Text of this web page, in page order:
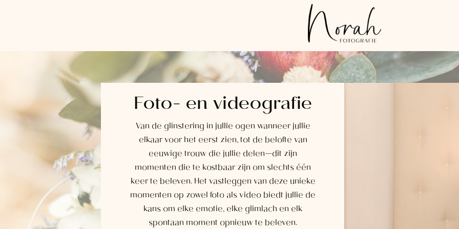
Foto- en videografie
Van de glinstering in jullie ogen wanneer jullie
elkaar voor het eerst zien, tot de belofte van
eeuwige trouw die jullie delen—dit zijn
momenten die te kostbaar zijn om slechts één
keer te beleven. Het vastleggen van deze unieke
momenten op zowel foto als video biedt jullie de
kans om elke emotie, elke glimlach en elk
spontaan moment opnieuw te beleven.